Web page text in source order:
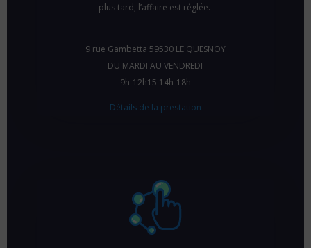
plus tard, l’affaire est réglée.
9 rue Gambetta 59530 LE QUESNOY
DU MARDI AU VENDREDI
9h-12h15 14h-18h
Détails de la prestation